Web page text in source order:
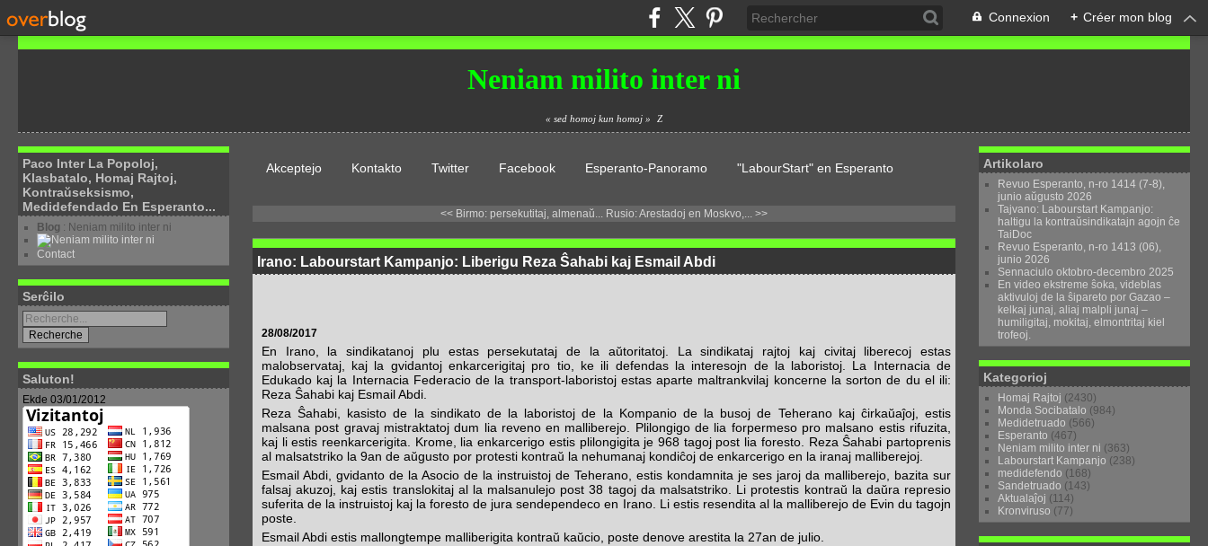
Connexion + Créer mon blog
Neniam milito inter ni
« sed homoj kun homoj » Z
Paco Inter La Popoloj,
Klasbatalo, Homaj Rajtoj,
Kontraŭseksismo,
Medidefendado En Esperanto...
Blog : Neniam milito inter ni
Contact
Serĉilo
Saluton!
Ekde 03/01/2012
Akceptejo Kontakto Twitter Facebook Esperanto-Panoramo "LabourStart" en Esperanto
<< Birmo: persekutitaj, almenaŭ... Rusio: Arestadoj en Moskvo,... >>
Irano: Labourstart Kampanjo: Liberigu Reza Ŝahabi kaj Esmail Abdi
28/08/2017
En Irano, la sindikatanoj plu estas persekutataj de la aŭtoritatoj. La sindikataj rajtoj kaj civitaj liberecoj estas
malobservataj, kaj la gvidantoj enkarcerigitaj pro tio, ke ili defendas la interesojn de la laboristoj. La Internacia de
Edukado kaj la Internacia Federacio de la transport-laboristoj estas aparte maltrankvilaj koncerne la sorton de du el ili:
Reza Ŝahabi kaj Esmail Abdi.
Reza Ŝahabi, kasisto de la sindikato de la laboristoj de la Kompanio de la busoj de Teherano kaj ĉirkaŭaĵoj, estis
malsana post gravaj mistraktatoj dum lia reveno en malliberejo. Plilongigo de lia forpermeso pro malsano estis rifuzita,
kaj li estis reenkarcerigita. Krome, lia enkarcerigo estis plilongigita je 968 tagoj post lia foresto. Reza Ŝahabi partoprenis
al malsatstriko la 9an de aŭgusto por protesti kontraŭ la nehumanaj kondiĉoj de enkarcerigo en la iranaj malliberejoj.
Esmail Abdi, gvidanto de la Asocio de la instruistoj de Teherano, estis kondamnita je ses jaroj da malliberejo, bazita sur
falsaj akuzoj, kaj estis translokitaj al la malsanulejo post 38 tagoj da malsatstriko. Li protestis kontraŭ la daŭra represio
suferita de la instruistoj kaj la foresto de jura sendependeco en Irano. Li estis resendita al la malliberejo de Evin du tagojn
poste.
Esmail Abdi estis mallongtempe malliberigita kontraŭ kaŭcio, poste denove arestita la 27an de julio.
Artikolaro
Revuo Esperanto, n-ro 1414 (7-8),
junio aŭgusto 2026
Tajvano: Labourstart Kampanjo:
haltigu la kontraŭsindikatajn agojn ĉe
TaiDoc
Revuo Esperanto, n-ro 1413 (06),
junio 2026
Sennaciulo oktobro-decembro 2025
En video ekstreme ŝoka, videblas
aktivuloj de la ŝipareto por Gazao –
kelkaj junaj, aliaj malpli junaj –
humiligitaj, mokitaj, elmontritaj kiel
trofeoj.
Kategorioj
Homaj Rajtoj (2430)
Monda Socibatalo (984)
Medidetruado (566)
Esperanto (467)
Neniam milito inter ni (363)
Labourstart Kampanjo (238)
medidefendo (168)
Sandetruado (143)
Aktualaĵoj (114)
Kronviruso (77)